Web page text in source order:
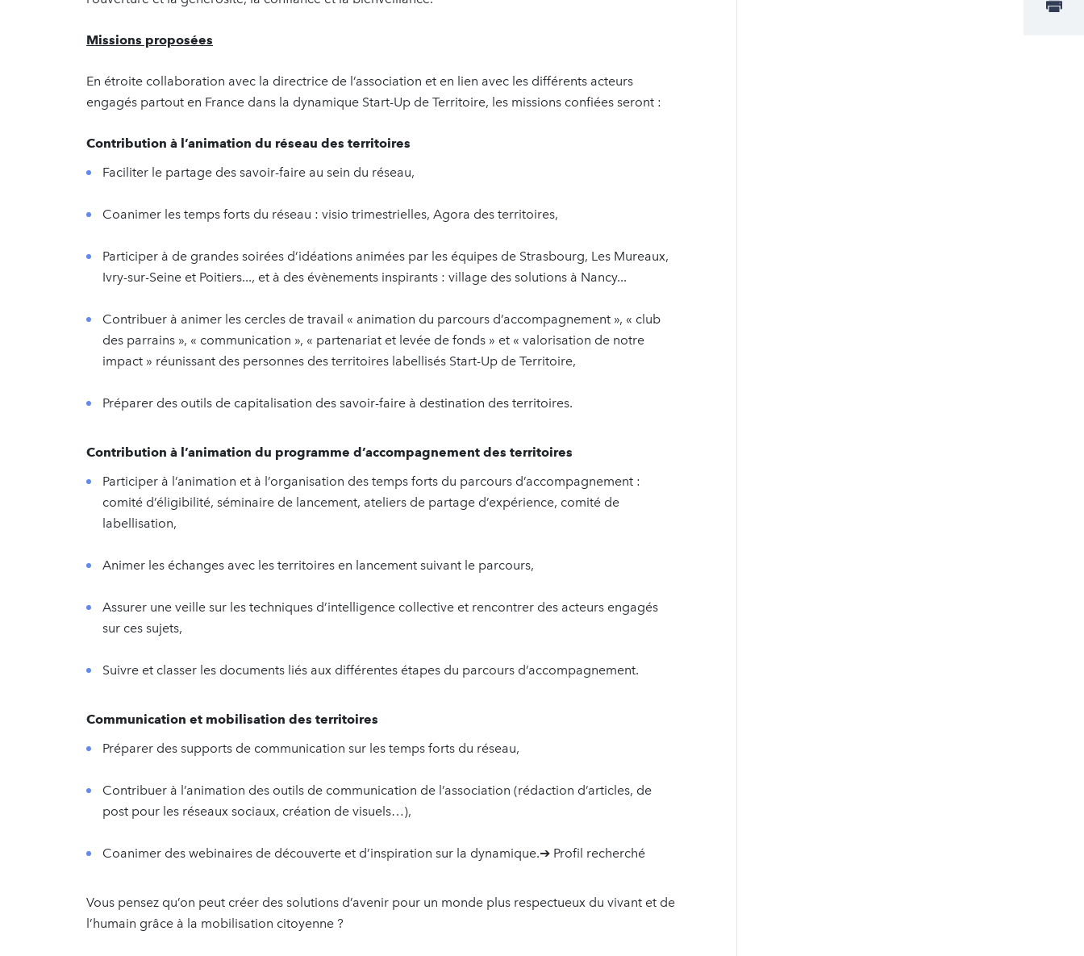
Missions proposées
En étroite collaboration avec la directrice de l’association et en lien avec les différents acteurs
engagés partout en France dans la dynamique Start-Up de Territoire, les missions confiées seront :
Contribution à l’animation du réseau des territoires
Faciliter le partage des savoir-faire au sein du réseau,
Coanimer les temps forts du réseau : visio trimestrielles, Agora des territoires,
Participer à de grandes soirées d’idéations animées par les équipes de Strasbourg, Les Mureaux,
Ivry-sur-Seine et Poitiers..., et à des évènements inspirants : village des solutions à Nancy...
Contribuer à animer les cercles de travail « animation du parcours d’accompagnement », « club
des parrains », « communication », « partenariat et levée de fonds » et « valorisation de notre
impact » réunissant des personnes des territoires labellisés Start-Up de Territoire,
Préparer des outils de capitalisation des savoir-faire à destination des territoires.
Contribution à l’animation du programme d’accompagnement des territoires
Participer à l’animation et à l’organisation des temps forts du parcours d’accompagnement :
comité d’éligibilité, séminaire de lancement, ateliers de partage d’expérience, comité de
labellisation,
Animer les échanges avec les territoires en lancement suivant le parcours,
Assurer une veille sur les techniques d’intelligence collective et rencontrer des acteurs engagés
sur ces sujets,
Suivre et classer les documents liés aux différentes étapes du parcours d’accompagnement.
Communication et mobilisation des territoires
Préparer des supports de communication sur les temps forts du réseau,
Contribuer à l’animation des outils de communication de l’association (rédaction d’articles, de
post pour les réseaux sociaux, création de visuels…),
Coanimer des webinaires de découverte et d’inspiration sur la dynamique.➔ Profil recherché
Vous pensez qu’on peut créer des solutions d’avenir pour un monde plus respectueux du vivant et de
l’humain grâce à la mobilisation citoyenne ?